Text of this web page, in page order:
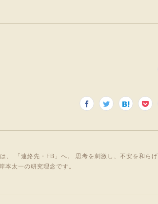
、 「連絡先・FB」へ。 思考を刺激し、不安を和らげ
太一の研究理念です。